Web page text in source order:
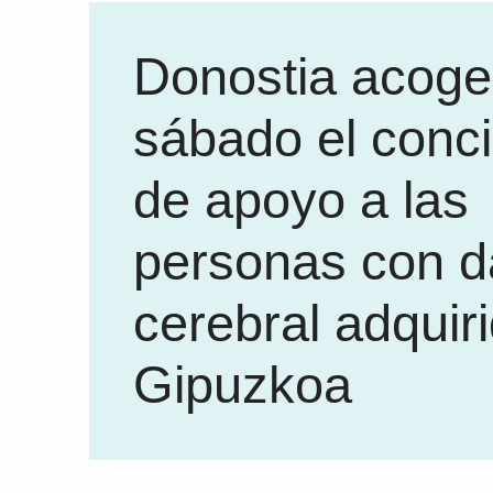
Donostia
sábado el
de apoyo a las
personas con
cerebral
Gipuzkoa